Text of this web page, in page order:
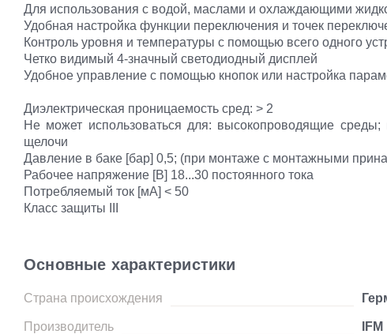
Для использования с водой, маслами и охлаждающими
Удобная настройка функции переключения и точек
Контроль уровня и температуры с помощью всего одного
Четко видимый 4-значный светодиодный дисплей
Удобное управление с помощью кнопок или настройка
Диэлектрическая проницаемость сред: > 2
Не может использоваться для: высокопроводящие
щелочи
Давление в баке [бар] 0,5; (при монтаже с монтажными
Рабочее напряжение [В] 18...30 постоянного тока
Потребляемый ток [мА] < 50
Класс защиты III
Основные характеристики
Страна происхождения
Производитель IFM